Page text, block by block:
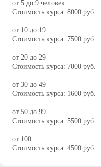
от 5 до 9 человек
Стоимость курса: 8000 руб.
от 10 до 19
Стоимость курса: 7500 руб.
от 20 до 29
Стоимость курса: 7000 руб.
от 30 до 49
Стоимость курса: 1600 руб.
от 50 до 99
Стоимость курса: 5500 руб.
от 100
Стоимость курса: 4500 руб.